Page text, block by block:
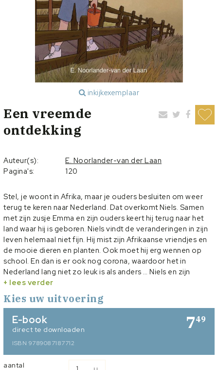
inkijkexemplaar
Een vreemde
ontdekking
Auteur(s):
E. Noorlander-van der Laan
Pagina's:
120
Stel, je woont in Afrika, maar je ouders besluiten om weer
terug te keren naar Nederland. Dat overkomt Niels. Samen
met zijn zusje Emma en zijn ouders keert hij terug naar het
land waar hij is geboren. Niels vindt de veranderingen in zijn
leven helemaal niet fijn. Hij mist zijn Afrikaanse vriendjes en
de mooie dieren en planten. Ook moet hij erg wennen op
school. En dan is er ook nog corona, waardoor het in
Nederland lang niet zo leuk is als anders … Niels en zijn
familie wonen de eerste tijd in een huisje op een camping bij
zee. Daar doet Niels een vreemde ontdekking ... Zou de man
met de muts hier meer van weten?
+ lees verder
Kies uw uitvoering
749
E-book
direct te downloaden
ISBN 9789087187712
aantal